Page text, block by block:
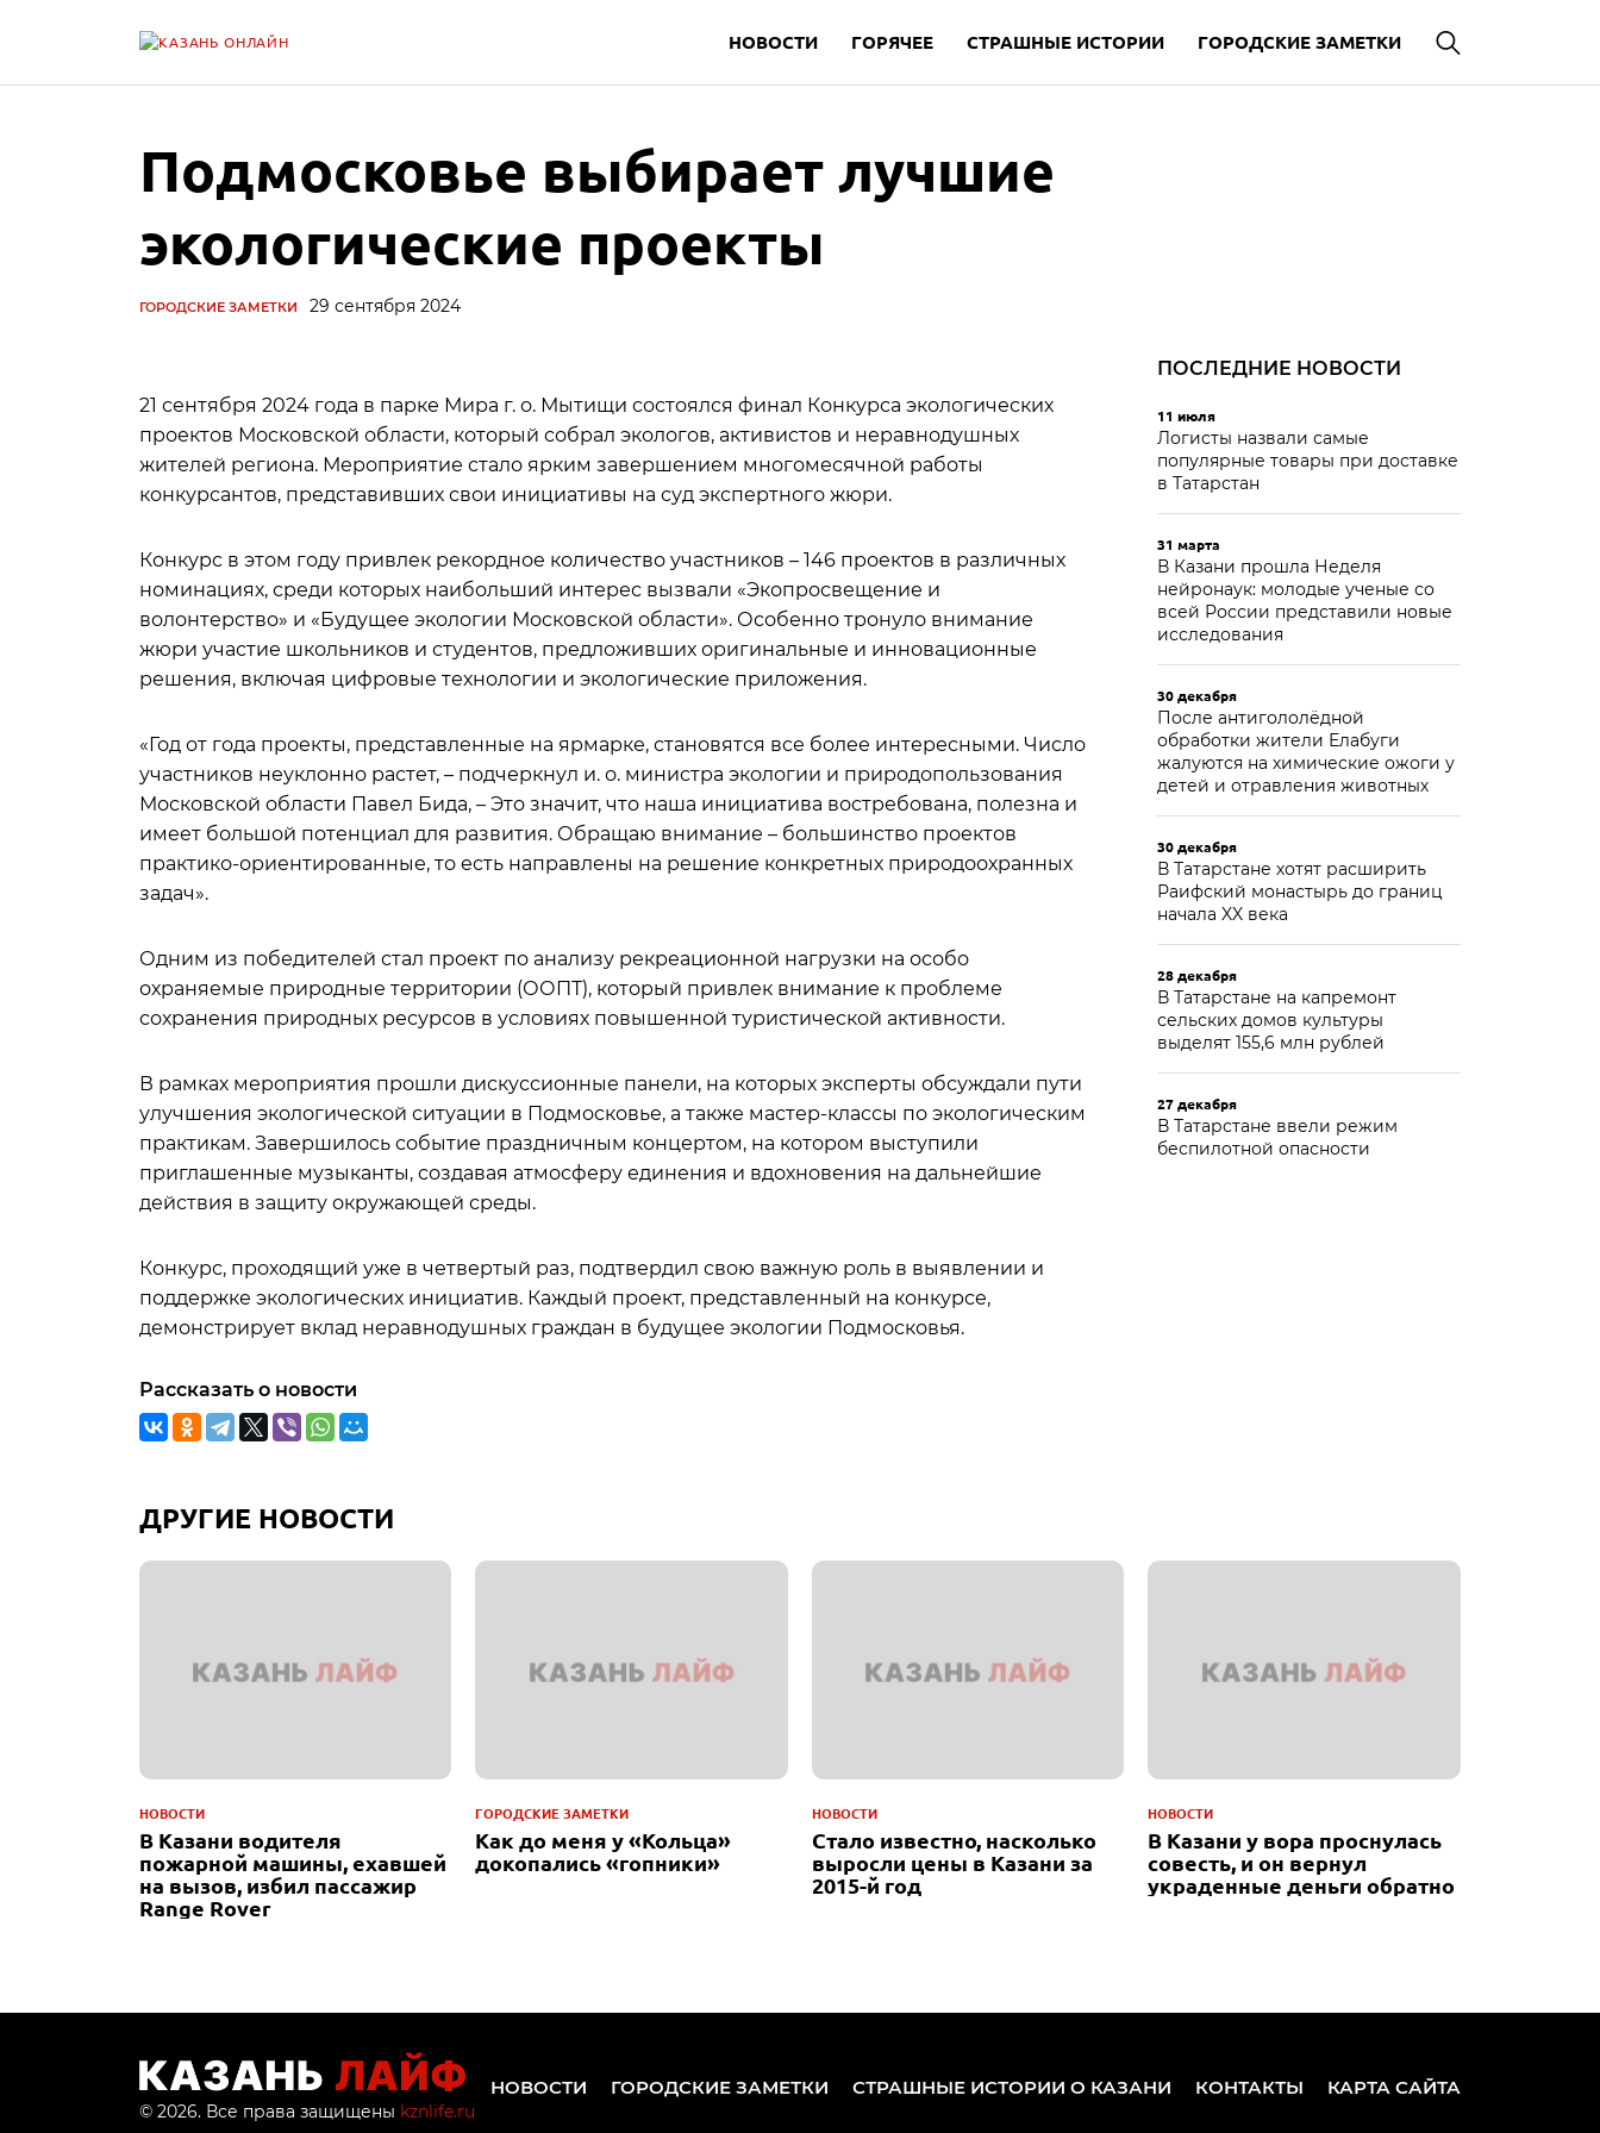
НОВОСТИ ГОРЯЧЕЕ СТРАШНЫЕ ИСТОРИИ ГОРОДСКИЕ ЗАМЕТКИ
Подмосковье выбирает лучшие
экологические проекты
ГОРОДСКИЕ ЗАМЕТКИ 29 сентября 2024
21 сентября 2024 года в парке Мира г. о. Мытищи состоялся финал Конкурса экологических
проектов Московской области, который собрал экологов, активистов и неравнодушных
жителей региона. Мероприятие стало ярким завершением многомесячной работы
конкурсантов, представивших свои инициативы на суд экспертного жюри.
Конкурс в этом году привлек рекордное количество участников – 146 проектов в различных
номинациях, среди которых наибольший интерес вызвали «Экопросвещение и
волонтерство» и «Будущее экологии Московской области». Особенно тронуло внимание
жюри участие школьников и студентов, предложивших оригинальные и инновационные
решения, включая цифровые технологии и экологические приложения.
«Год от года проекты, представленные на ярмарке, становятся все более интересными. Число
участников неуклонно растет, – подчеркнул и. о. министра экологии и природопользования
Московской области Павел Бида, – Это значит, что наша инициатива востребована, полезна и
имеет большой потенциал для развития. Обращаю внимание – большинство проектов
практико-ориентированные, то есть направлены на решение конкретных природоохранных
задач».
Одним из победителей стал проект по анализу рекреационной нагрузки на особо
охраняемые природные территории (ООПТ), который привлек внимание к проблеме
сохранения природных ресурсов в условиях повышенной туристической активности.
В рамках мероприятия прошли дискуссионные панели, на которых эксперты обсуждали пути
улучшения экологической ситуации в Подмосковье, а также мастер-классы по экологическим
практикам. Завершилось событие праздничным концертом, на котором выступили
приглашенные музыканты, создавая атмосферу единения и вдохновения на дальнейшие
действия в защиту окружающей среды.
Конкурс, проходящий уже в четвертый раз, подтвердил свою важную роль в выявлении и
поддержке экологических инициатив. Каждый проект, представленный на конкурсе,
демонстрирует вклад неравнодушных граждан в будущее экологии Подмосковья.
Рассказать о новости
ПОСЛЕДНИЕ НОВОСТИ
11 июля
Логисты назвали самые
популярные товары при доставке
в Татарстан
31 марта
В Казани прошла Неделя
нейронаук: молодые ученые со
всей России представили новые
исследования
30 декабря
После антигололёдной
обработки жители Елабуги
жалуются на химические ожоги у
детей и отравления животных
30 декабря
В Татарстане хотят расширить
Раифский монастырь до границ
начала XX века
28 декабря
В Татарстане на капремонт
сельских домов культуры
выделят 155,6 млн рублей
27 декабря
В Татарстане ввели режим
беспилотной опасности
ДРУГИЕ НОВОСТИ
НОВОСТИ
В Казани водителя
пожарной машины, ехавшей
на вызов, избил пассажир
Range Rover
ГОРОДСКИЕ ЗАМЕТКИ
Как до меня у «Кольца»
докопались «гопники»
НОВОСТИ
Стало известно, насколько
выросли цены в Казани за
2015-й год
НОВОСТИ
В Казани у вора проснулась
совесть, и он вернул
украденные деньги обратно
© 2026. Все права защищены kznlife.ru
НОВОСТИ ГОРОДСКИЕ ЗАМЕТКИ СТРАШНЫЕ ИСТОРИИ О КАЗАНИ КОНТАКТЫ КАРТА САЙТА